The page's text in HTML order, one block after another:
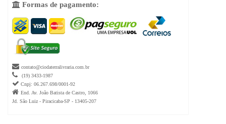
 Formas de pagamento:
 contato@ciodaterralivraria.com.br
 (19) 3433-1987
 Cnpj: 06.267.698/0001-92
 End. Av. João Batista de Castro, 1066
Jd. São Luiz - Piracicaba-SP - 13405-207